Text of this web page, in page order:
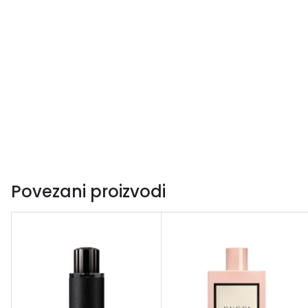
Povezani proizvodi